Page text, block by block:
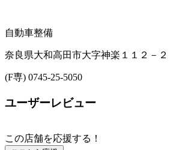
自動車整備
奈良県大和高田市大字神楽１１２－２
(F専) 0745-25-5050
ユーザーレビュー
この店舗を応援する！